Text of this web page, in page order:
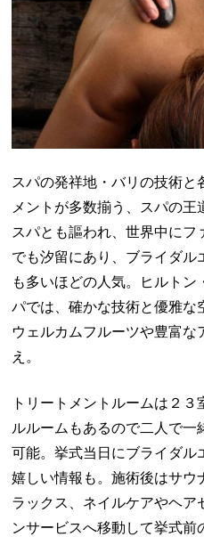
スパの発祥地・バリの技術と
メントが多数揃う、スパの
スパとも謳われ、世界中に
でも汐留にあり、ブライダル
も多いほどの人気。ヒルト
パでは、確かな技術と優雅な
ウェルカムフルーツや豊富な
え。
トリートメントルームは２
ルルームもあるので二人で一
可能。挙式当日にブライダル
嬉しい情報も。施術後はサウ
ラックス、ネイルケアやヘア
ンサービスへ移動して挙式